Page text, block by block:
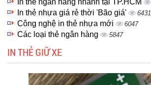
In thẻ ngân hàng nhanh tại TP.HCM
In thẻ nhựa giá rẻ thời 'Bão giá' 6431
Công nghệ in thẻ nhựa mới 6047
Các loại thẻ ngân hàng 5847
IN THẺ GIỮ XE